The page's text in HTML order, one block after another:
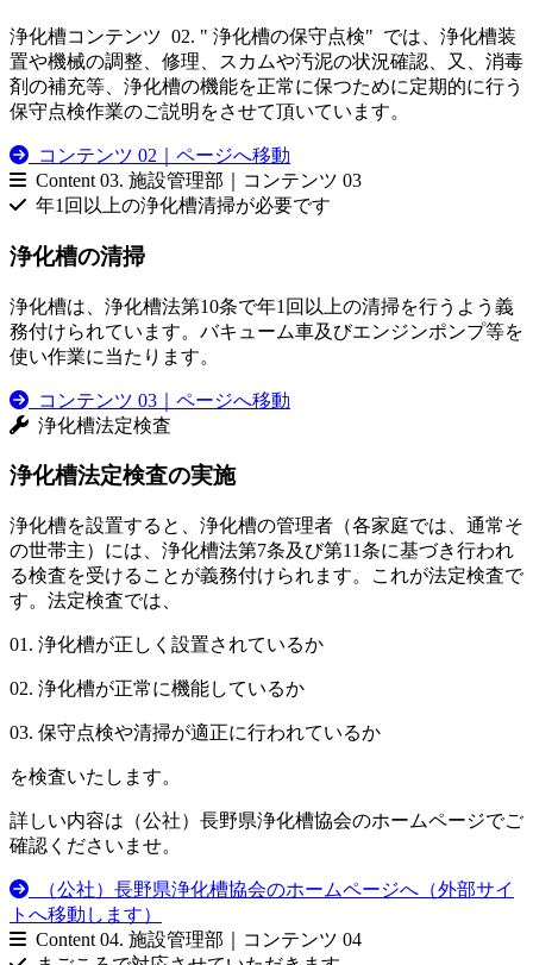
浄化槽コンテンツ 02. " 浄化槽の保守点検" では、浄化槽装
置や機械の調整、修理、スカムや汚泥の状況確認、又、消毒
剤の補充等、浄化槽の機能を正常に保つために定期的に行う
保守点検作業のご説明をさせて頂いています。
コンテンツ 02｜ページへ移動
Content 03. 施設管理部｜コンテンツ 03
年1回以上の浄化槽清掃が必要です
浄化槽の清掃
浄化槽は、浄化槽法第10条で年1回以上の清掃を行うよう義
務付けられています。バキューム車及びエンジンポンプ等を
使い作業に当たります。
コンテンツ 03｜ページへ移動
浄化槽法定検査
浄化槽法定検査の実施
浄化槽を設置すると、浄化槽の管理者（各家庭では、通常そ
の世帯主）には、浄化槽法第7条及び第11条に基づき行われ
る検査を受けることが義務付けられます。これが法定検査で
す。法定検査では、
01. 浄化槽が正しく設置されているか
02. 浄化槽が正常に機能しているか
03. 保守点検や清掃が適正に行われているか
を検査いたします。
詳しい内容は（公社）長野県浄化槽協会のホームページでご
確認くださいませ。
（公社）長野県浄化槽協会のホームページへ（外部サイ
トへ移動します）
Content 04. 施設管理部｜コンテンツ 04